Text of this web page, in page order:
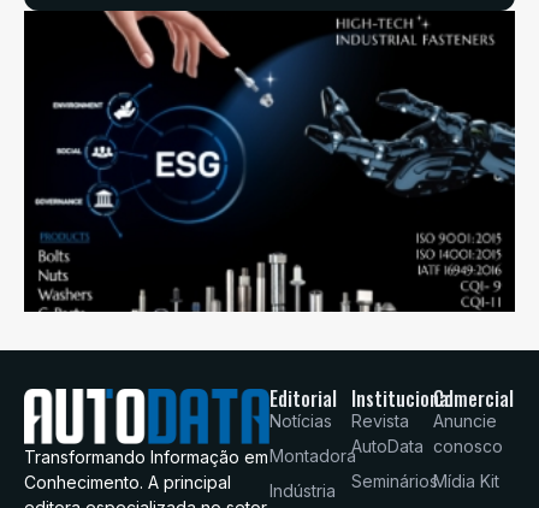
Transformando Informação em
Conhecimento. A principal
Editorial
Notícias
Montadora
Indústria
Institucional
Revista
AutoData
Seminários
Comercial
Anuncie
conosco
Mídia Kit